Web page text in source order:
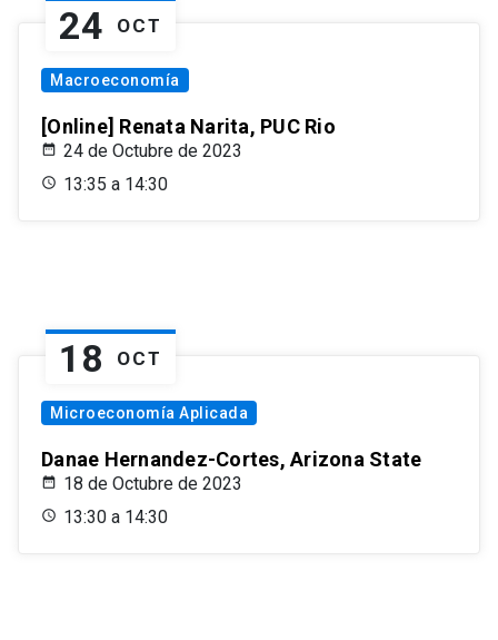
24 OCT
Macroeconomía
[Online] Renata Narita, PUC Rio
24 de Octubre de 2023
13:35 a 14:30
18 OCT
Microeconomía Aplicada
Danae Hernandez-Cortes, Arizona State
18 de Octubre de 2023
13:30 a 14:30